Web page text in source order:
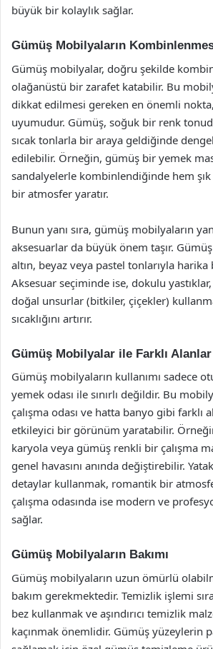
büyük bir kolaylık sağlar.
Gümüş Mobilyaların
Gümüş mobilyalar, doğru şekilde
olağanüstü bir zarafet katabilir. Bu
dikkat edilmesi gereken en önemli
uyumudur. Gümüş, soğuk bir renk
sıcak tonlarla bir araya geldiğinde
edilebilir. Örneğin, gümüş bir yemek
sandalyelerle kombinlendiğinde hem
bir atmosfer yaratır.
Bunun yanı sıra, gümüş mobilyaların
aksesuarlar da büyük önem taşır.
altın, beyaz veya pastel tonlarıyla
Aksesuar seçiminde ise, dokulu
doğal unsurlar (bitkiler, çiçekler)
sıcaklığını artırır.
Gümüş Mobilyalar ile Farklı Alanlar
Gümüş mobilyaların kullanımı sadece
yemek odası ile sınırlı değildir. Bu
çalışma odası ve hatta banyo gibi farklı
etkileyici bir görünüm yaratabilir.
karyola veya gümüş renkli bir çalışma
genel havasını anında değiştirebilir.
detaylar kullanmak, romantik bir
çalışma odasında ise modern ve
sağlar.
Gümüş Mobilyaların Bakımı
Gümüş mobilyaların uzun ömürlü
bakım gerekmektedir. Temizlik işlemi
bez kullanmak ve aşındırıcı temizlik
kaçınmak önemlidir. Gümüş yüzeylerin